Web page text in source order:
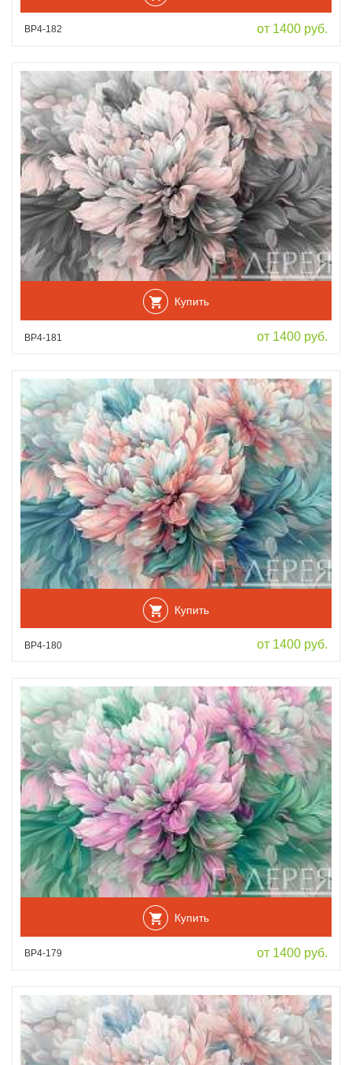
ВР4-182 от 1400 руб.
Купить
ВР4-181 от 1400 руб.
Купить
ВР4-180 от 1400 руб.
Купить
ВР4-179 от 1400 руб.